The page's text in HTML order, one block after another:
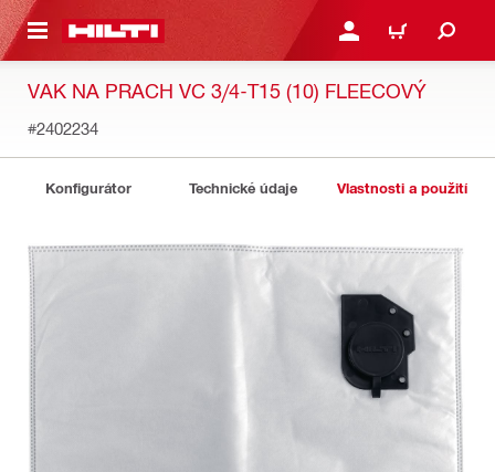
HLAVNÍ OBSAH PŘIHLÁSIT NEBO
KOŠÍK
VAK NA PRACH VC 3/4-T15 (10) FLEECOVÝ
#2402234
Konfigurátor Technické údaje Vlastnosti a použití